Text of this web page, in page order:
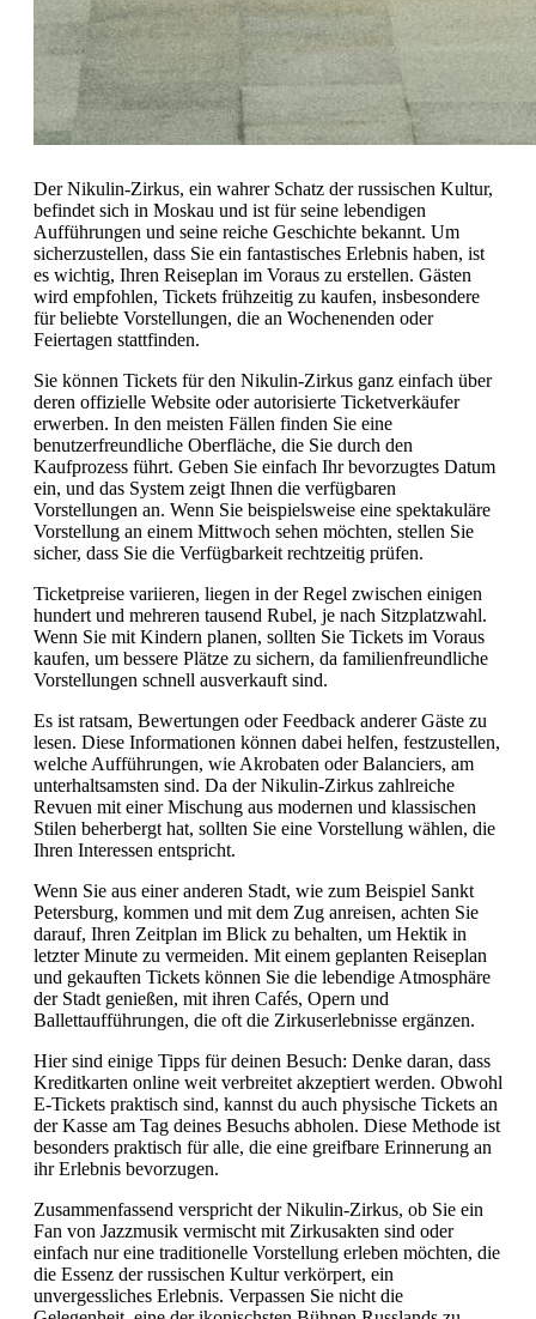
Der Nikulin-Zirkus, ein wahrer Schatz der russischen Kultur,
befindet sich in Moskau und ist für seine lebendigen
Aufführungen und seine reiche Geschichte bekannt. Um
sicherzustellen, dass Sie ein fantastisches Erlebnis haben, ist
es wichtig, Ihren Reiseplan im Voraus zu erstellen. Gästen
wird empfohlen, Tickets frühzeitig zu kaufen, insbesondere
für beliebte Vorstellungen, die an Wochenenden oder
Feiertagen stattfinden.
Sie können Tickets für den Nikulin-Zirkus ganz einfach über
deren offizielle Website oder autorisierte Ticketverkäufer
erwerben. In den meisten Fällen finden Sie eine
benutzerfreundliche Oberfläche, die Sie durch den
Kaufprozess führt. Geben Sie einfach Ihr bevorzugtes Datum
ein, und das System zeigt Ihnen die verfügbaren
Vorstellungen an. Wenn Sie beispielsweise eine spektakuläre
Vorstellung an einem Mittwoch sehen möchten, stellen Sie
sicher, dass Sie die Verfügbarkeit rechtzeitig prüfen.
Ticketpreise variieren, liegen in der Regel zwischen einigen
hundert und mehreren tausend Rubel, je nach Sitzplatzwahl.
Wenn Sie mit Kindern planen, sollten Sie Tickets im Voraus
kaufen, um bessere Plätze zu sichern, da familienfreundliche
Vorstellungen schnell ausverkauft sind.
Es ist ratsam, Bewertungen oder Feedback anderer Gäste zu
lesen. Diese Informationen können dabei helfen, festzustellen,
welche Aufführungen, wie Akrobaten oder Balanciers, am
unterhaltsamsten sind. Da der Nikulin-Zirkus zahlreiche
Revuen mit einer Mischung aus modernen und klassischen
Stilen beherbergt hat, sollten Sie eine Vorstellung wählen, die
Ihren Interessen entspricht.
Wenn Sie aus einer anderen Stadt, wie zum Beispiel Sankt
Petersburg, kommen und mit dem Zug anreisen, achten Sie
darauf, Ihren Zeitplan im Blick zu behalten, um Hektik in
letzter Minute zu vermeiden. Mit einem geplanten Reiseplan
und gekauften Tickets können Sie die lebendige Atmosphäre
der Stadt genießen, mit ihren Cafés, Opern und
Ballettaufführungen, die oft die Zirkuserlebnisse ergänzen.
Hier sind einige Tipps für deinen Besuch: Denke daran, dass
Kreditkarten online weit verbreitet akzeptiert werden. Obwohl
E-Tickets praktisch sind, kannst du auch physische Tickets an
der Kasse am Tag deines Besuchs abholen. Diese Methode ist
besonders praktisch für alle, die eine greifbare Erinnerung an
ihr Erlebnis bevorzugen.
Zusammenfassend verspricht der Nikulin-Zirkus, ob Sie ein
Fan von Jazzmusik vermischt mit Zirkusakten sind oder
einfach nur eine traditionelle Vorstellung erleben möchten, die
die Essenz der russischen Kultur verkörpert, ein
unvergessliches Erlebnis. Verpassen Sie nicht die